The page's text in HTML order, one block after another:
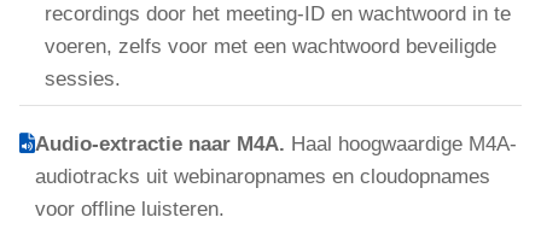
recordings door het meeting-ID en wachtwoord in te
voeren, zelfs voor met een wachtwoord beveiligde
sessies.
Audio-extractie naar M4A. Haal hoogwaardige M4A-
audiotracks uit webinaropnames en cloudopnames
voor offline luisteren.